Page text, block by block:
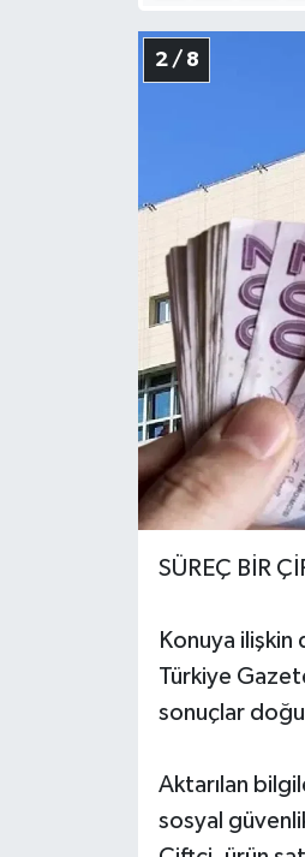
2 / 8
SÜREÇ BİR
Konuya
Türkiye
sonuçlar
Aktarılan
sosyal